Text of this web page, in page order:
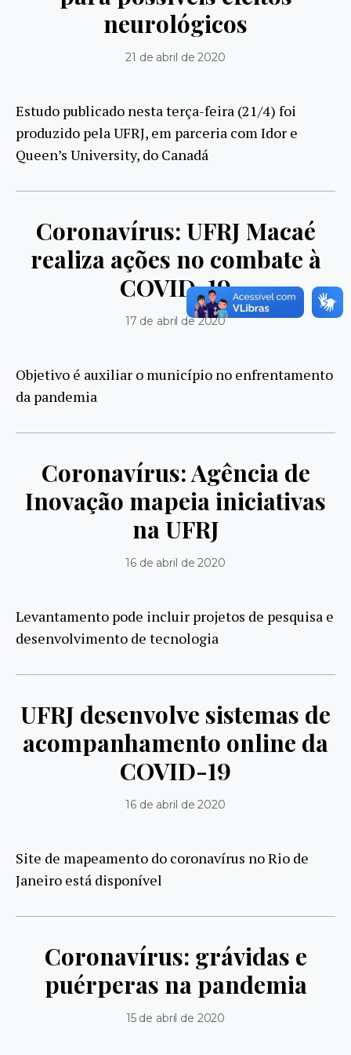
neurológicos
21 de abril de 2020
Estudo publicado nesta terça-feira (21/4) foi
produzido pela UFRJ, em parceria com Idor e
Queen’s University, do Canadá
Coronavírus: UFRJ Macaé
realiza ações no combate à
COVID-19
17 de abril de 2020
Objetivo é auxiliar o município no enfrentamento
da pandemia
Coronavírus: Agência de
Inovação mapeia iniciativas
na UFRJ
16 de abril de 2020
Levantamento pode incluir projetos de pesquisa e
desenvolvimento de tecnologia
UFRJ desenvolve sistemas de
acompanhamento online da
COVID-19
16 de abril de 2020
Site de mapeamento do coronavírus no Rio de
Janeiro está disponível
Coronavírus: grávidas e
puérperas na pandemia
15 de abril de 2020